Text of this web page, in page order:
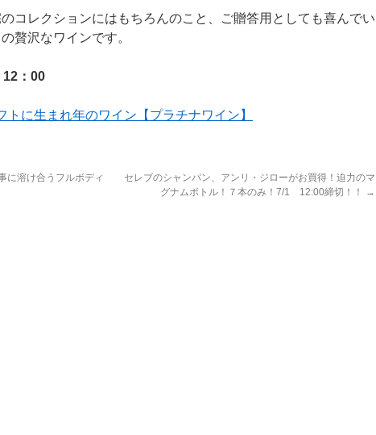
コレクションにはもちろんのこと、ご贈答用としても喜んでい
贅沢なワインです。
：00
トに生まれ年のワイン【プラチナワイン】
に溶け合うフルボディ
セレブのシャンパン、アンリ・ジローがお買得！迫力のマ
グナムボトル！７本のみ！7/1 12:00締切！！
→